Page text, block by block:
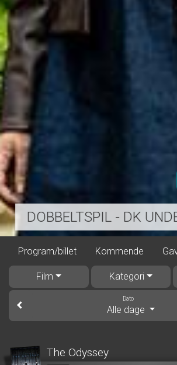
DOBBELTSPIL - DK
Program/billet Kommende
Film Kategori
Dato
Alle dage
The Odyssey